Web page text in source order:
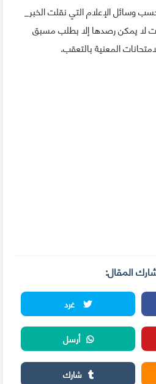
وسائل الإعلام التي نقلت الخبر_
لا يمكن رصدها إلا بطلب مسبق
المعنية بالتعقب.
المقال:
غرد
أرسل
شارك